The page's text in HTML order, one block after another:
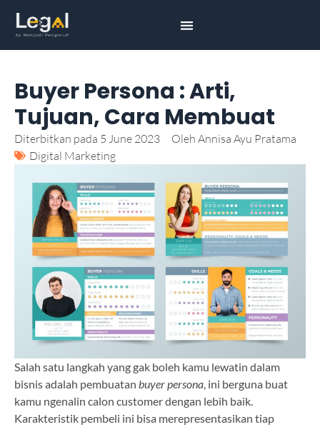
Buyer Persona : Arti,
Tujuan, Cara Membuat
Diterbitkan pada 5 June 2023 Oleh Annisa Ayu Pratama
Digital Marketing
Salah satu langkah yang gak boleh kamu lewatin dalam
bisnis adalah pembuatan buyer persona, ini berguna buat
kamu ngenalin calon customer dengan lebih baik.
Karakteristik pembeli ini bisa merepresentasikan tiap